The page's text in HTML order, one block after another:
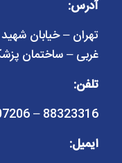
آدرس:
تهران – خیابان
غربی – ساختمان پزشکان 230 – طبقه 3 –
تلفن:
88323316 – 88907206 – 88908159
ایمیل: